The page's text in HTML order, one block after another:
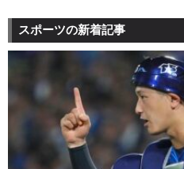
スポーツの新着記事